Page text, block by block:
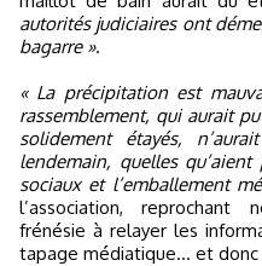
autorités judiciaires ont
bagarre ».
« La précipitation est
rassemblement, qui aurait
solidement étayés,
lendemain, quelles
sociaux et l’emballement
l’association,
frénésie à relayer les
tapage médiatique... et